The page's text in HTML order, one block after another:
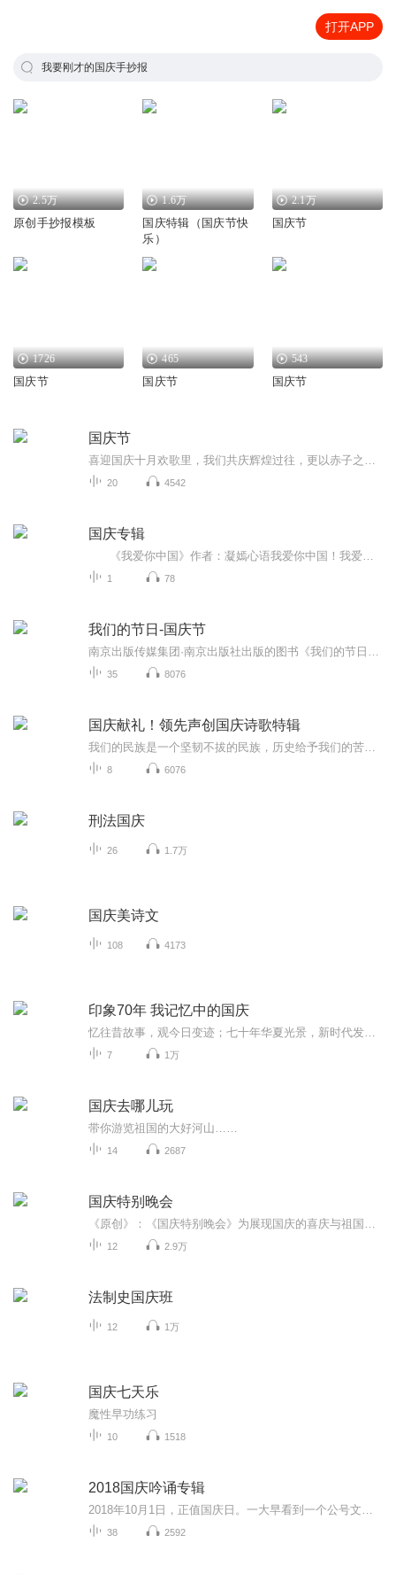
打开APP
我要刚才的国庆手抄报
2.5万
原创手抄报模板
1.6万
国庆特辑（国庆节快
乐）
2.1万
国庆节
1726
国庆节
465
国庆节
543
国庆节
国庆节
20 4542
国庆专辑
1 78
我们的节日-国庆节
35 8076
国庆献礼！领先声创国庆诗歌特辑
8 6076
刑法国庆
26 1.7万
国庆美诗文
108 4173
印象70年 我记忆中的国庆
7 1万
国庆去哪儿玩
带你游览祖国的大好河山……
14 2687
国庆特别晚会
12 2.9万
法制史国庆班
12 1万
国庆七天乐
魔性早功练习
10 1518
2018国庆吟诵专辑
38 2592